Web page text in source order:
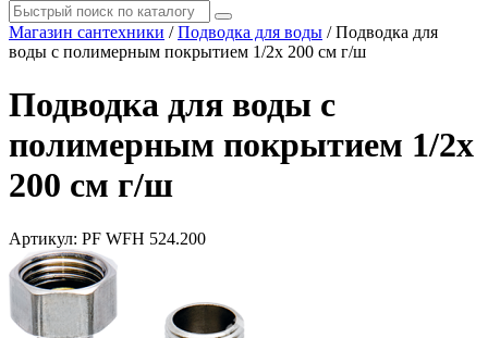
Магазин сантехники / Подводка для воды / Подводка для
воды с полимерным покрытием 1/2х 200 см г/ш
Подводка для воды с
полимерным покрытием 1/2х
200 см г/ш
Артикул: PF WFH 524.200